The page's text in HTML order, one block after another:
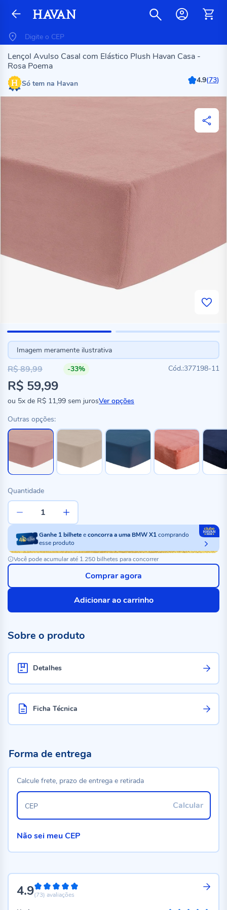
Lençol Avulso Casal com Elástico Plush Havan Casa -
Rosa Poema
Só tem na Havan 4.9(73)
Imagem meramente ilustrativa
-33%
377198-11
Preço
especial
R$ 59,99
R$ 89,99
ou 5x de R$ 11,99 sem jurosVer opções
Outras opções:
Quantidade
Ganhe 1bilheteeconcorra a uma BMW X1comprando
esse produto
Você pode acumular até 1.250 bilhetes para concorrer
Adicionar ao carrinho
Comprar agora
Sobre o produto
Detalhes
Ficha Técnica
4.998%
(73) avaliações
Forma de entrega
Calcule frete, prazo de entrega e retirada
Calcular
CEP
Não sei meu CEP